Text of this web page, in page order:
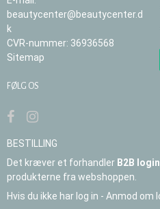
beautycenter@beautycenter.d
k
CVR-nummer: 36936568
Sitemap
FØLG OS
BESTILLING
Det kræver et forhandler B2B login
produkterne fra webshoppen.
Hvis du ikke har log in - Anmod om